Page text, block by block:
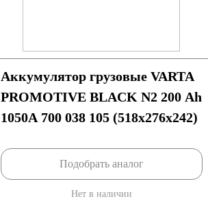
Аккумулятор грузовые VARTA
PROMOTIVE BLACK N2 200 Ah
1050А 700 038 105 (518x276x242)
Подобрать аналог
Нет в наличии